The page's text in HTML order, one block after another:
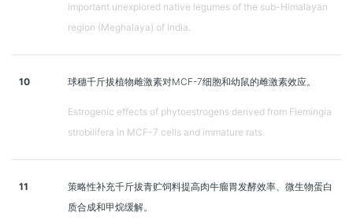
important unexplored native legumes of the sub-Himalayan
region (Meghalaya) of India.
10 球穗千斤拔植物雌激素对MCF-7细胞和幼鼠的雌激素效应。
Estrogenic effects of phytoestrogens derived from Flemingia
strobilifera in MCF-7 cells and immature rats.
11
策略性补充千斤拔青贮饲料提高肉牛瘤胃发酵效率、微生物蛋白
质合成和甲烷缓解。